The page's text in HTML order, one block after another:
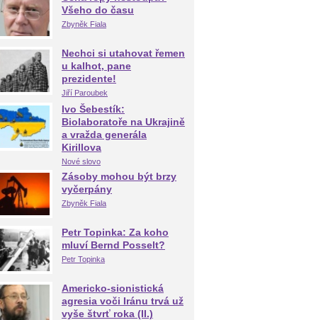
Všeho do času
Zbyněk Fiala
Nechci si utahovat řemen
u kalhot, pane
prezidente!
Jiří Paroubek
Ivo Šebestík:
Biolaboratoře na Ukrajině
a vražda generála
Kirillova
Nové slovo
Zásoby mohou být brzy
vyčerpány
Zbyněk Fiala
Petr Topinka: Za koho
mluví Bernd Posselt?
Petr Topinka
Americko-sionistická
agresia voči Iránu trvá už
vyše štvrť roka (II.)